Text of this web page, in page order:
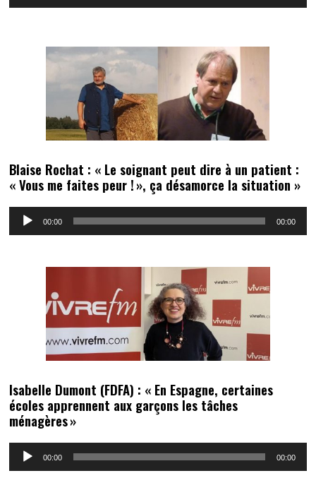
Blaise Rochat : « Le soignant peut dire à un patient :
« Vous me faites peur ! », ça désamorce la situation »
Lecteur
00:00 00:00
Isabelle Dumont (FDFA) : « En Espagne, certaines
écoles apprennent aux garçons les tâches
ménagères »
Lecteur
00:00 00:00